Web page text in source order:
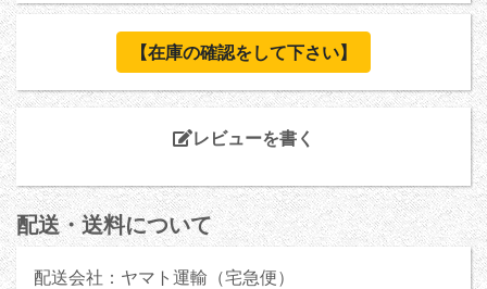
【在庫の確認をして下さい】
レビューを書く
配送・送料について
配送会社：ヤマト運輸（宅急便）